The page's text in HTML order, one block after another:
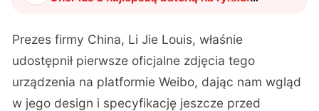
Smartfon ze średniej półki zawstydzi
Prezes firmy China, Li Jie Louis, właśnie
udostępnił pierwsze oficjalne zdjęcia tego
urządzenia na platformie Weibo, dając nam wgląd
w jego design i specyfikację jeszcze przed